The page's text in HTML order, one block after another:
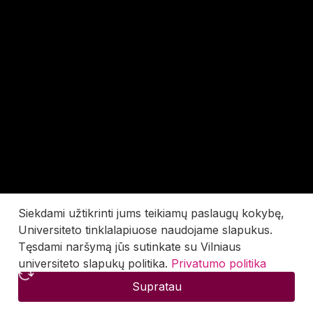
Siekdami užtikrinti jums teikiamų paslaugų kokybę,
Universiteto tinklalapiuose naudojame slapukus.
Tęsdami naršymą jūs sutinkate su Vilniaus
universiteto slapukų politika. Privatumo politika
Supratau